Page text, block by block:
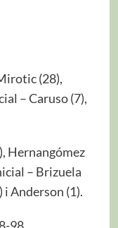
(28),
– Caruso (7),
Hernangómez
– Brizuela
i Anderson (1).